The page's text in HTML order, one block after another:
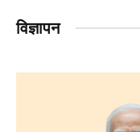
विज्ञापन